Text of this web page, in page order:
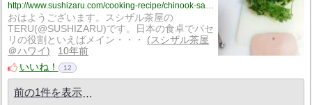
http://www.sushizaru.com/cooking-recipe/chinook-salmon-mini-steak-grilled-miso-rice-ball/
おはようございます。スシザル茶屋の
TERU(@SUSHIZARU)です。日本の食卓でパセ
リの役割といえばメイン・・・
スシザル茶屋
＠ハワイ
10年前
いいね！
12
前の1件を表示